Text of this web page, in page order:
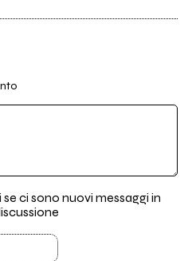
se ci sono nuovi messaggi in